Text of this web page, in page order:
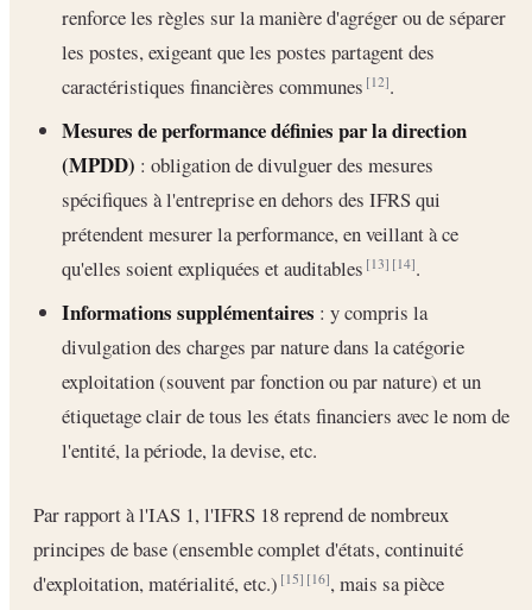
renforce les règles sur la manière d'agréger ou de séparer
les postes, exigeant que les postes partagent des
caractéristiques financières communes[12].
Mesures de performance définies par la direction
(MPDD) : obligation de divulguer des mesures
spécifiques à l'entreprise en dehors des IFRS qui
prétendent mesurer la performance, en veillant à ce
qu'elles soient expliquées et auditables[13] [14].
Informations supplémentaires : y compris la
divulgation des charges par nature dans la catégorie
exploitation (souvent par fonction ou par nature) et un
étiquetage clair de tous les états financiers avec le nom de
l'entité, la période, la devise, etc.
Par rapport à l'IAS 1, l'IFRS 18 reprend de nombreux
principes de base (ensemble complet d'états, continuité
d'exploitation, matérialité, etc.)[15] [16], mais sa pièce